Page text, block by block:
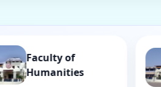
Faculty of
Humanities